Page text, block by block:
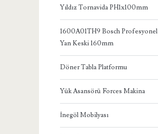
Yıldız Tornavida PH1x100mm
1600A01TH9 Bosch Profesyonel
Yan Keski 160mm
Döner Tabla Platformu
Yük Asansörü Forces Makina
İnegöl Mobilyası